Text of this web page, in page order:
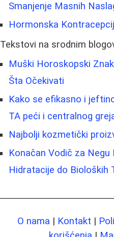
Smanjenje Masnih
Hormonska
Tekstovi na srodnim
Muški Horoskopski
Šta Očekivati
Kako se efikasno i
TA peći i centralnog
Najbolji kozmetički
Konačan Vodič za Negu
Hidratacije do Bioloških
O nama | Kontakt |